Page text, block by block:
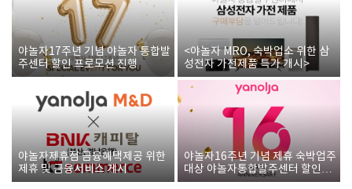
야놀자17주년 기념 야놀자 통합발
주센터 할인 프로모션 진행
<야놀자 MRO, 숙박업소 위한 삼
성전자 가전제품 특가 개시>
야놀자제휴점 금융혜택제공 위한
제휴 및 금융서비스 게시
야놀자16주년 기념 제휴 숙박업주
대상 야놀자통합발주센터 할인쿠
폰 증정